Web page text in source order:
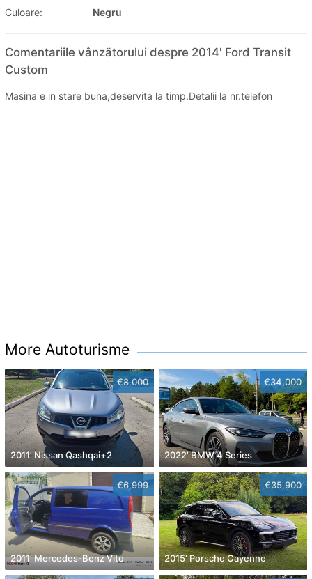
Culoare:
Negru
Comentariile vânzătorului despre 2014' Ford Transit
Custom
Masina e in stare buna,deservita la timp.Detalii la nr.telefon
More Autoturisme
€8,000
2011' Nissan Qashqai+2
€34,000
2022' BMW 4 Series
€6,999
2011' Mercedes-Benz Vito
€35,900
2015' Porsche Cayenne